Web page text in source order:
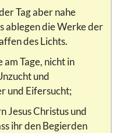
Tag aber nahe
ablegen die Werke der
des Lichts.
am Tage, nicht in
und
und Eifersucht;
Jesus Christus und
ihr den Begierden